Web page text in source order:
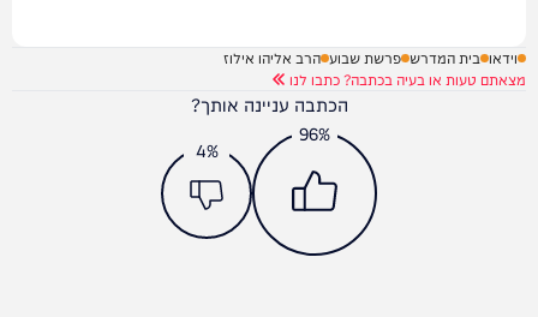
וידאו בית המדרש פרשת שבוע הרב אליהו אילוז
מצאתם טעות או בעיה בכתבה? כתבו לנו
הכתבה עניינה אותך?
96%
4%